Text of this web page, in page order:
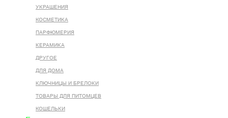
УКРАШЕНИЯ
КОСМЕТИКА
ПАРФЮМЕРИЯ
КЕРАМИКА
ДРУГОЕ
ДЛЯ ДОМА
КЛЮЧНИЦЫ И БРЕЛОКИ
ТОВАРЫ ДЛЯ ПИТОМЦЕВ
КОШЕЛЬКИ